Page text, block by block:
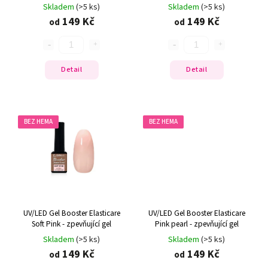
Skladem (>5 ks)
od 149 Kč
Detail
Skladem (>5 ks)
od 149 Kč
Detail
BEZ HEMA
UV/LED Gel Booster Elasticare
Soft Pink - zpevňující gel
Skladem (>5 ks)
od 149 Kč
BEZ HEMA
UV/LED Gel Booster Elasticare
Pink pearl - zpevňující gel
Skladem (>5 ks)
od 149 Kč